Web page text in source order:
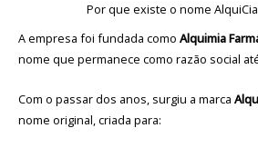
Por que existe o nome
A empresa foi fundada como Alquimia
nome que permanece como razão social
Com o passar dos anos, surgiu a marca
nome original, criada para: